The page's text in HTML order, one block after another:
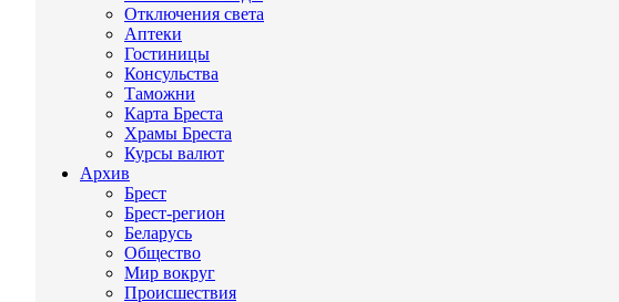
Отключения света
Аптеки
Гостиницы
Консульства
Таможни
Карта Бреста
Храмы Бреста
Курсы валют
Архив
Брест
Брест-регион
Беларусь
Общество
Мир вокруг
Происшествия